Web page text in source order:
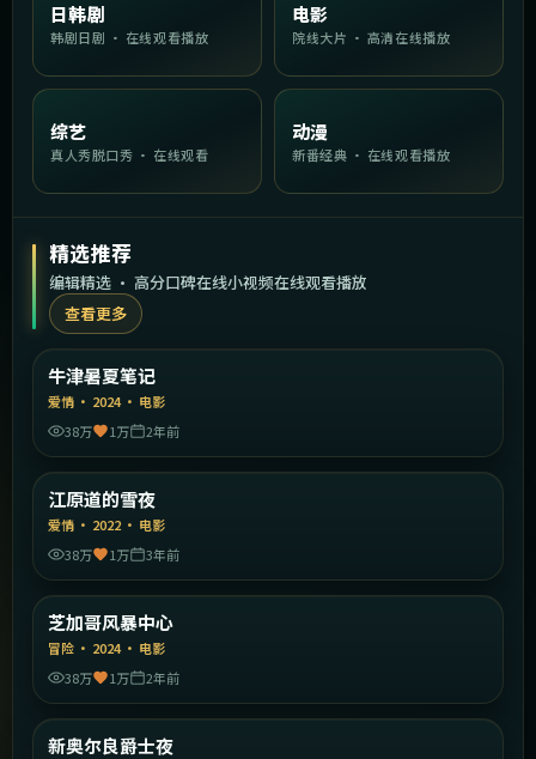
日韩剧
韩剧日剧 · 在线观看播放
电影
院线大片 · 高清在线播放
综艺
真人秀脱口秀 · 在线观看
动漫
新番经典 · 在线观看播放
精选推荐
编辑精选 · 高分口碑在线小视频在线观看播放
查看更多
精选
牛津暑夏笔记
爱情 · 2024· 电影
38万
1万 2年前
精选
江原道的雪夜
爱情 · 2022 · 电影
38万
1万 3年前
精选
芝加哥风暴中心
冒险 · 2024· 电影
38万
1万 2年前
精选
新奥尔良爵士夜